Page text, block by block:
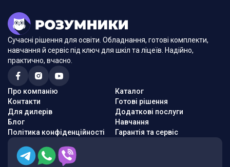
Сучасні рішення для освіти. Обладнання, готові комплекти,
навчання й сервіс під ключ для шкіл та ліцеїв. Надійно,
практично, вчасно.
Про компанію
Контакти
Для дилерів
Блог
Політика конфіденційності
Каталог
Готові рішення
Додаткові послуги
Навчання
Гарантія та сервіс